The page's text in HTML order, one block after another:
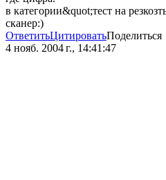
в категории&quot;тест на
сканер:)
ОтветитьЦитироватьПоделиться
4 нояб. 2004 г., 14:41:47